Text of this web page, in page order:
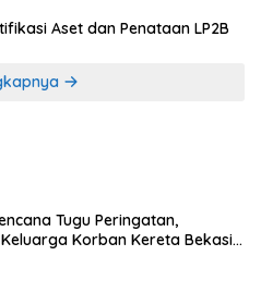
Aset dan Penataan LP2B
Tugu Peringatan,
Korban Kereta Bekasi